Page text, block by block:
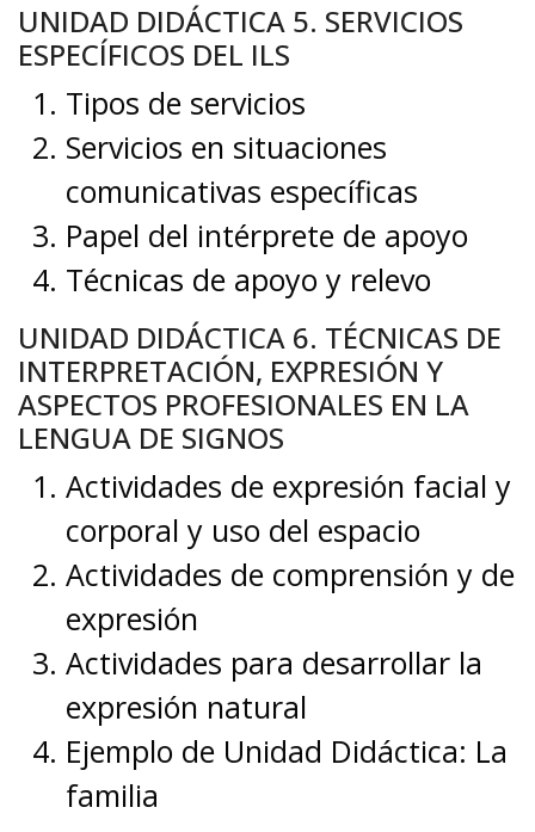
UNIDAD DIDÁCTICA 5. SERVICIOS
ESPECÍFICOS DEL ILS
Tipos de servicios
Servicios en situaciones
comunicativas específicas
Papel del intérprete de apoyo
Técnicas de apoyo y relevo
UNIDAD DIDÁCTICA 6. TÉCNICAS DE
INTERPRETACIÓN, EXPRESIÓN Y
ASPECTOS PROFESIONALES EN LA
LENGUA DE SIGNOS
Actividades de expresión facial y
corporal y uso del espacio
Actividades de comprensión y de
expresión
Actividades para desarrollar la
expresión natural
Ejemplo de Unidad Didáctica: La
familia